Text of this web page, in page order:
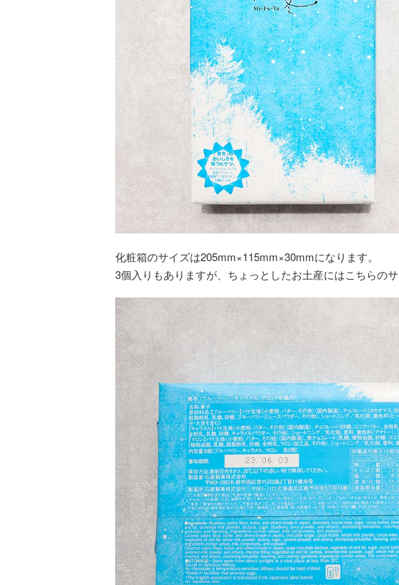
化粧箱のサイズは205mm×115mm×30mmになります。
3個入りもありますが、ちょっとしたお土産にはこちらのサ